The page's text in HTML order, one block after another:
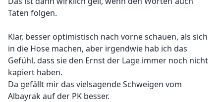
Taten folgen.
Klar, besser optimistisch nach vorne schauen, als sich
in die Hose machen, aber irgendwie hab ich das
Gefühl, dass sie den Ernst der Lage immer noch nicht
kapiert haben.
Da gefällt mir das vielsagende Schweigen vom
Albayrak auf der PK besser.